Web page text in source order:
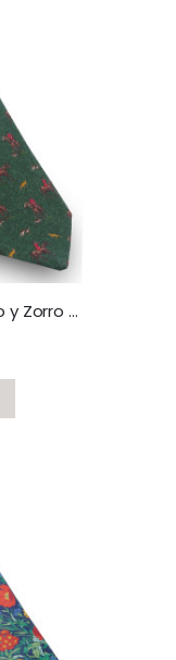
Corbata Cazador a Caballo y Zorro Verde Botella Caza